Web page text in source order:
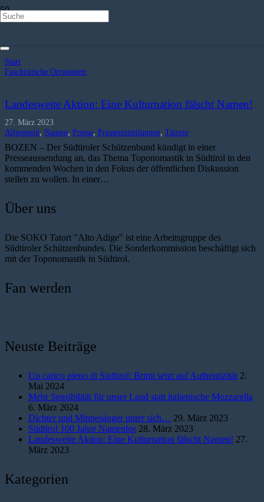
Start
Faschistische Ortsnamen
Landesweite Aktion: Eine Kulturnation fälscht Namen!
27. März 2023
Allgemein, Namen, Presse, Pressemitteilungen, Tatorte
BOZEN – Der Südtiroler Schützenbund kündigt in einer
Presseaussendung an, das Thema Toponomastik in Südtirol in den
kommenden Wochen in den Fokus der öffentlichen Diskussion
stellen zu wollen. In einer…
Über uns
Die SOKO Tatort "Alto Adige" ist eine Arbeitsgruppe des
Südtiroler Schützenbundes. Die Sonderkommission beschäftigt sich
mit der Toponomastik in Südtirol.
Fan werden
Neuste Beiträge
Un carico pieno di Südtirol: Brimi setzt auf Authentizität 2.
Mai 2024
Mehr Sensibilität für unser Land statt italienische Mozzarella
6. März 2024
Dichter und Minnesänger unter sich… 29. März 2023
Südtirol 100 Jahre Namenlos 28. März 2023
Landesweite Aktion: Eine Kulturnation fälscht Namen! 27.
März 2023
Kategorien